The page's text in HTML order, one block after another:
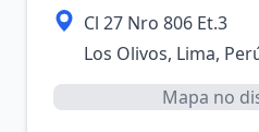
Cl 27 Nro 806 Et.3
Los Olivos, Lima,
Mapa no